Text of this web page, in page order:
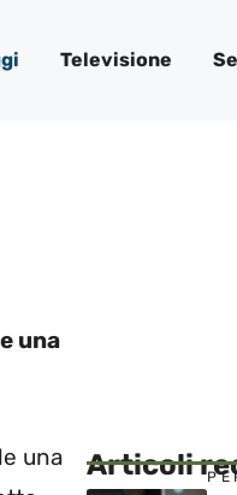
Televisione
una
una
Articoli